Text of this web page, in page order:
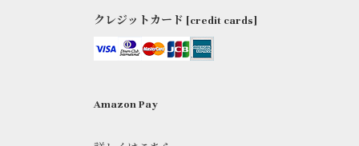
クレジットカード [credit cards]
Amazon Pay